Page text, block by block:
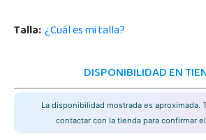
Talla:¿Cuál es mi talla?
DISPONIBILIDAD EN
La disponibilidad mostrada es aproximada.
contactar con la tienda para confirmar